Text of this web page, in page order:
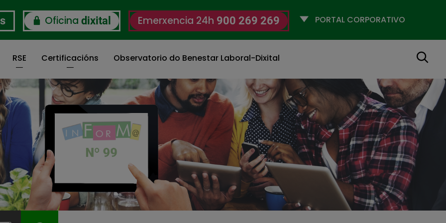
Oficina dixital Emerxencia 24h 900 269 269
Selecciona
RSE Certificacións Observatorio do Benestar Laboral-Dixital Buscar